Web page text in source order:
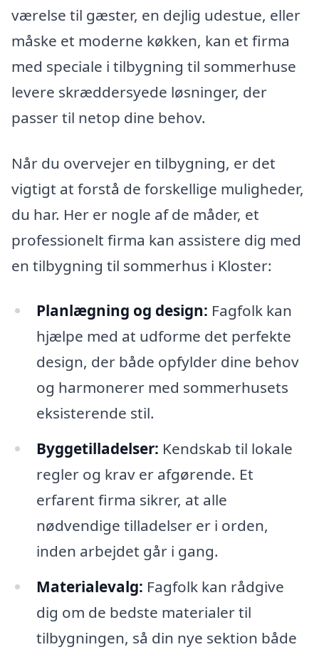
værelse til gæster, en dejlig udestue, eller
måske et moderne køkken, kan et firma
med speciale i tilbygning til sommerhuse
levere skræddersyede løsninger, der
passer til netop dine behov.
Når du overvejer en tilbygning, er det
vigtigt at forstå de forskellige muligheder,
du har. Her er nogle af de måder, et
professionelt firma kan assistere dig med
en tilbygning til sommerhus i Kloster:
Planlægning og design: Fagfolk kan
hjælpe med at udforme det perfekte
design, der både opfylder dine behov
og harmonerer med sommerhusets
eksisterende stil.
Byggetilladelser: Kendskab til lokale
regler og krav er afgørende. Et
erfarent firma sikrer, at alle
nødvendige tilladelser er i orden,
inden arbejdet går i gang.
Materialevalg: Fagfolk kan rådgive
dig om de bedste materialer til
tilbygningen, så din nye sektion både